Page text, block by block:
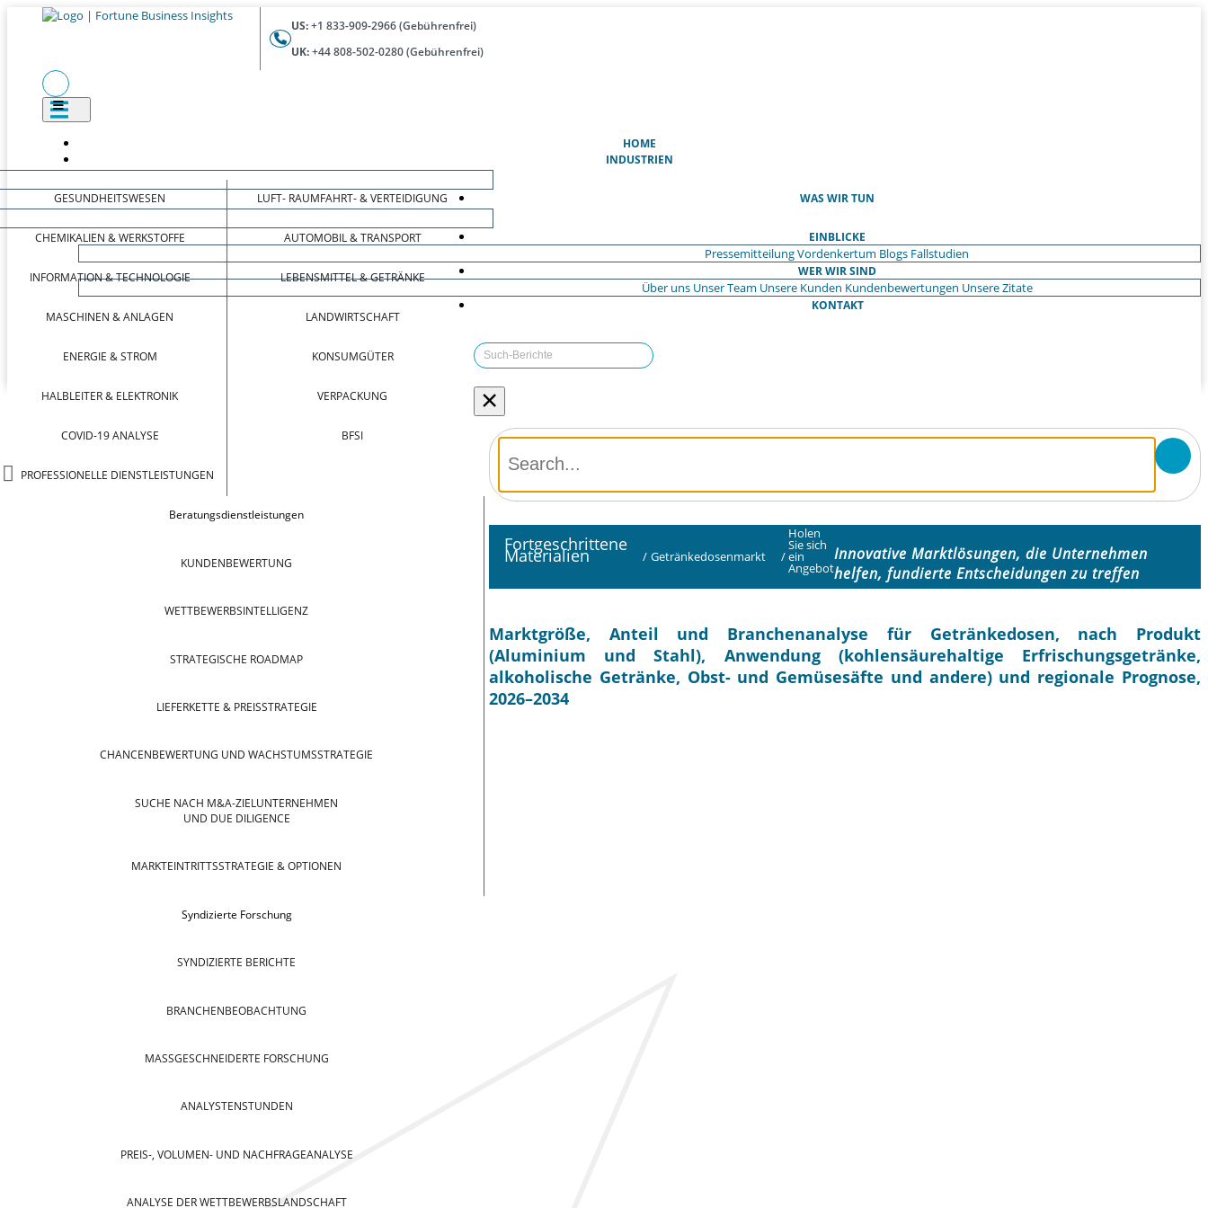
US:+1 833-909-2966 (Gebührenfrei)
UK:+44 808-502-0280 (Gebührenfrei)
HOME
INDUSTRIEN
GESUNDHEITSWESEN
CHEMIKALIEN & WERKSTOFFE
INFORMATION & TECHNOLOGIE
MASCHINEN & ANLAGEN
ENERGIE & STROM
HALBLEITER & ELEKTRONIK
COVID-19 ANALYSE
PROFESSIONELLE DIENSTLEISTUNGEN
LUFT- RAUMFAHRT- & VERTEIDIGUNG
AUTOMOBIL & TRANSPORT
LEBENSMITTEL & GETRÄNKE
LANDWIRTSCHAFT
KONSUMGÜTER
VERPACKUNG
BFSI
WAS WIR TUN
Beratungsdienstleistungen
KUNDENBEWERTUNG
WETTBEWERBSINTELLIGENZ
STRATEGISCHE ROADMAP
LIEFERKETTE & PREISSTRATEGIE
CHANCENBEWERTUNG UND WACHSTUMSSTRATEGIE
SUCHE NACH M&A-ZIELUNTERNEHMEN
UND DUE DILIGENCE
MARKTEINTRITTSSTRATEGIE & OPTIONEN
Syndizierte Forschung
SYNDIZIERTE BERICHTE
BRANCHENBEOBACHTUNG
MASSGESCHNEIDERTE FORSCHUNG
ANALYSTENSTUNDEN
PREIS-, VOLUMEN- UND NACHFRAGEANALYSE
ANALYSE DER WETTBEWERBSLANDSCHAFT
EINBLICKE
PressemitteilungVordenkertum Blogs Fallstudien
WER WIR SIND
Über uns Unser Team Unsere Kunden Kundenbewertungen Unsere Zitate
KONTAKT
×
Fortgeschrittene
Materialien / Getränkedosenmarkt /
Holen
Sie sich
ein
Angebot
Innovative Marktlösungen, die Unternehmen
helfen, fundierte Entscheidungen zu treffen
Marktgröße, Anteil und Branchenanalyse für Getränkedosen, nach Produkt
(Aluminium und Stahl), Anwendung (kohlensäurehaltige Erfrischungsgetränke,
alkoholische Getränke, Obst- und Gemüsesäfte und andere) und regionale Prognose,
2026–2034